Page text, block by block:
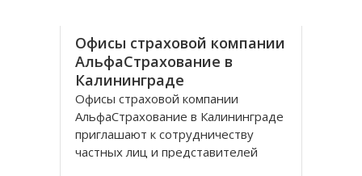
Офисы страховой компании
АльфаСтрахование в
Калининграде
Офисы страховой компании
АльфаСтрахование в Калининграде
приглашают к сотрудничеству
частных лиц и представителей